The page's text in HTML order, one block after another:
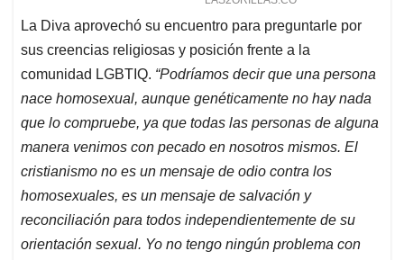
La Diva aprovechó su encuentro para preguntarle por
sus creencias religiosas y posición frente a la
comunidad LGBTIQ. “Podríamos decir que una persona
nace homosexual, aunque genéticamente no hay nada
que lo compruebe, ya que todas las personas de alguna
manera venimos con pecado en nosotros mismos. El
cristianismo no es un mensaje de odio contra los
homosexuales, es un mensaje de salvación y
reconciliación para todos independientemente de su
orientación sexual. Yo no tengo ningún problema con